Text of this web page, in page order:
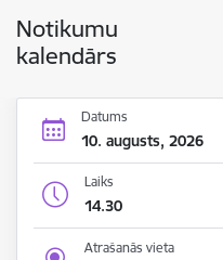
Notikumu
kalendārs
Datums
10. augusts, 2026
Laiks
14.30
Atrašanās vieta